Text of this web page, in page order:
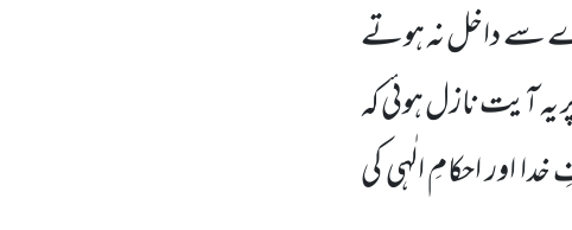
سے داخل نہ ہوتے
یہ آیت نازل ہوئی کہ
اور احکامِ الٰہی کی